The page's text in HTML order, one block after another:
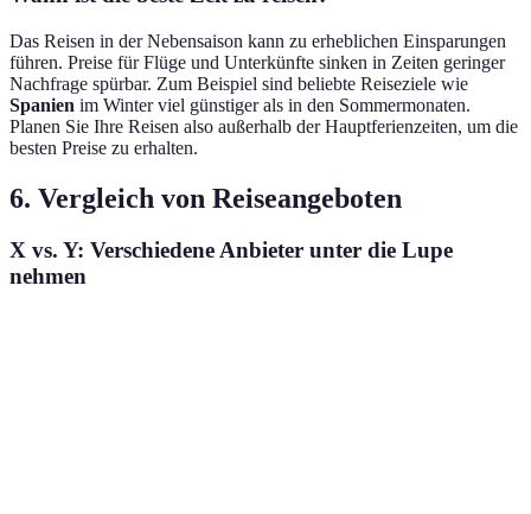
Das Reisen in der Nebensaison kann zu erheblichen Einsparungen
führen. Preise für Flüge und Unterkünfte sinken in Zeiten geringer
Nachfrage spürbar. Zum Beispiel sind beliebte Reiseziele wie
Spanien im Winter viel günstiger als in den Sommermonaten.
Planen Sie Ihre Reisen also außerhalb der Hauptferienzeiten, um die
besten Preise zu erhalten.
6. Vergleich von Reiseangeboten
X vs. Y: Verschiedene Anbieter unter die Lupe
nehmen